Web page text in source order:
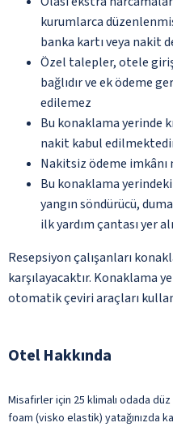
kurumlarca
banka kartı veya nakit
Özel talepler, otele
bağlıdır ve ek ödeme
edilemez
Bu konaklama yerinde
nakit kabul
Nakitsiz ödeme
Bu konaklama
yangın söndürücü,
ilk yardım çantası yer
Resepsiyon çalışanları
karşılayacaktır. Konaklama
otomatik çeviri araçları
Otel Hakkında
Misafirler için 25 klimalı odada
foam (visko elastik) yatağınızda